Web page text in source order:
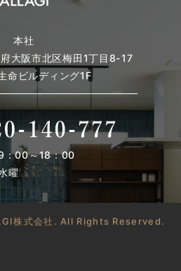
本社
大阪市北区梅田1丁目8-17
命ビルディング1F
9：00～18：00
曜
株式会社. All Rights Reserved.